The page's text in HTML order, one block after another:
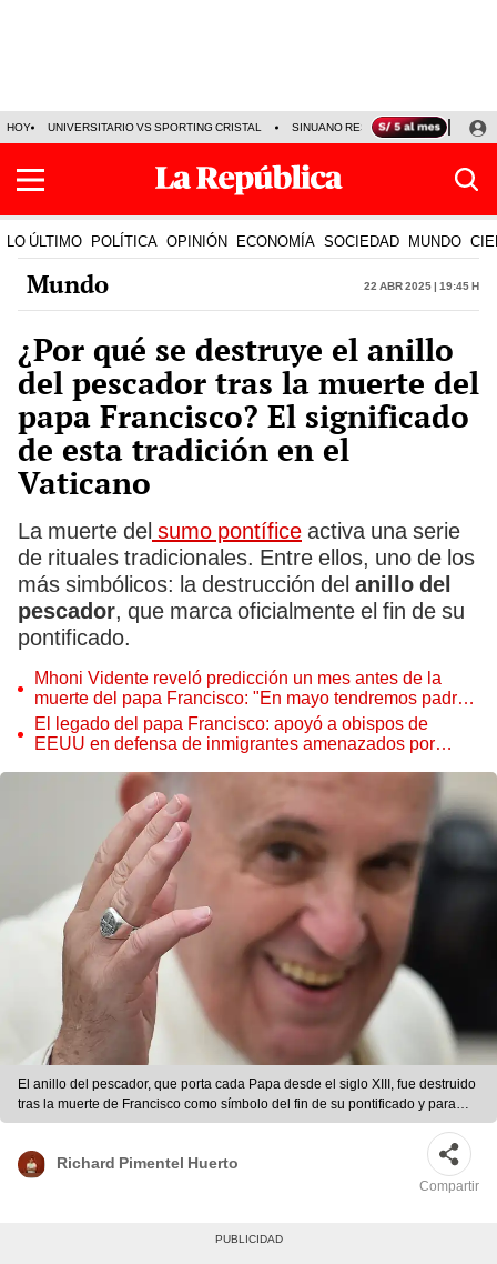
HOY UNIVERSITARIO VS SPORTING CRISTAL SINUANO RESULTADOS HOY
LO ÚLTIMO POLÍTICA OPINIÓN ECONOMÍA SOCIEDAD MUNDO
Mundo 22 Abr 2025 | 19:45 h
¿Por qué se destruye el anillo
del pescador tras la muerte del
papa Francisco? El significado
de esta tradición en el
Vaticano
La muerte del sumo pontífice activa una serie
de rituales tradicionales. Entre ellos, uno de los
más simbólicos: la destrucción del anillo del
pescador, que marca oficialmente el fin de su
pontificado.
Mhoni Vidente reveló predicción un mes antes de la
muerte del papa Francisco: "En mayo tendremos padre
nuevo y podría llamarse Pedro"
El legado del papa Francisco: apoyó a obispos de
EEUU en defensa de inmigrantes amenazados por
El anillo del pescador, que porta cada Papa desde el siglo XIII, fue destruido
tras la muerte de Francisco como símbolo del fin de su pontificado y para
evitar su uso indebido. Foto: AFP
Richard Pimentel Huerto
Compartir